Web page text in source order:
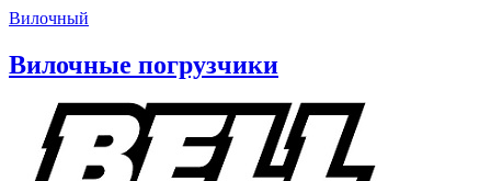
Вилочный
Вилочные погрузчики